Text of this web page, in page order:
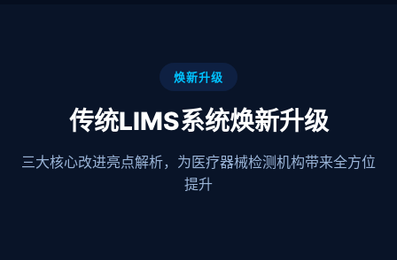
焕新升级
传统LIMS系统焕新升级
三大核心改进亮点解析，为医疗器械检测机构带来全方位
提升